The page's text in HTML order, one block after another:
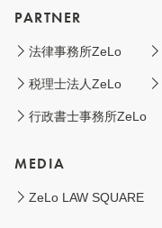
PARTNER
法律事務所ZeLo
税理士法人ZeLo
行政書士事務所ZeLo
MEDIA
ZeLo LAW SQUARE